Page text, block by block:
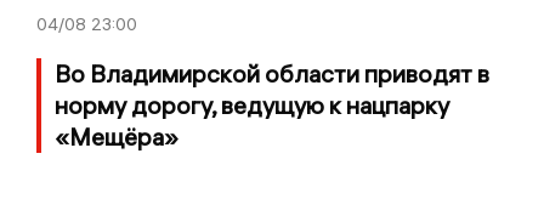
04/08 23:00
Во Владимирской области приводят в
норму дорогу, ведущую к нацпарку
«Мещёра»